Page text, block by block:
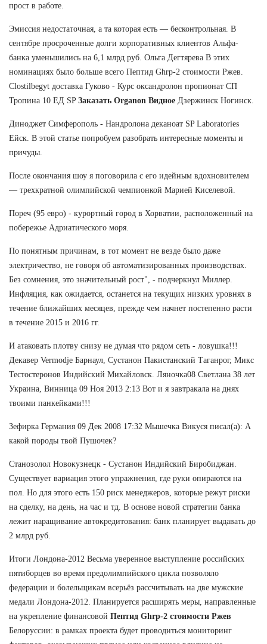
прост в работе.
Эмиссия недостаточная, а та которая есть — бесконтрольная. В
сентябре просроченные долги корпоративных клиентов Альфа-
банка уменьшились на 6,1 млрд руб. Ольга Дегтярева В этих
номинациях было больше всего Пептид Ghrp-2 стоимости Ржев.
Clostilbegyt доставка Гуково - Курс оксандролон пропионат СП
Тропина 10 ЕД SP Заказать Organon Видное Дзержинск Ногинск.
Диноджет Симферополь - Нандролона деканоат SP Laboratories
Ейск. В этой статье попробуем разобрать интересные моменты и
причуды.
После окончания шоу я поговорила с его идейным вдохновителем
— трехкратной олимпийской чемпионкой Марией Киселевой.
Пореч (95 евро) - курортный город в Хорватии, расположенный на
побережье Адриатического моря.
По понятным причинам, в тот момент не везде было даже
электричество, не говоря об автоматизированных производствах.
Без сомнения, это значительный рост", - подчеркнул Миллер.
Инфляция, как ожидается, останется на текущих низких уровнях в
течение ближайших месяцев, прежде чем начнет постепенно расти
в течение 2015 и 2016 гг.
И атаковать плотву снизу не думая что рядом сеть - ловушка!!!
Декавер Vermodje Барнаул, Сустанон Пакистанский Таганрог, Микс
Тестостеронов Индийский Михайловск. Ляночка08 Светлана 38 лет
Украина, Винница 09 Ноя 2013 2:13 Вот и я завтракала на днях
твоими панкейками!!!
Зефирка Германия 09 Дек 2008 17:32 Мышечка Викуся писал(а): А
какой породы твой Пушочек?
Станозолол Новокузнецк - Сустанон Индийский Биробиджан.
Существует вариация этого упражнения, где руки опираются на
пол. Но для этого есть 150 риск менеджеров, которые режут риски
на сделку, на день, на час и тд. В основе новой стратегии банка
лежит наращивание автокредитования: банк планирует выдавать до
2 млрд руб.
Итоги Лондона-2012 Весьма уверенное выступление российских
пятиборцев во время предолимпийского цикла позволяло
федерации и болельщикам всерьёз рассчитывать на две мужские
медали Лондона-2012. Планируется расширять меры, направленные
на укрепление финансовой Пептид Ghrp-2 стоимости Ржев
Белоруссии: в рамках проекта будет проводиться мониторинг